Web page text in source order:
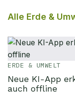
Alle Erde &
ERDE & UMWELT
Neue KI-App
auch offline